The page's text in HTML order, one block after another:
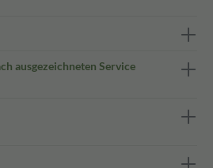
ausgezeichneten Service